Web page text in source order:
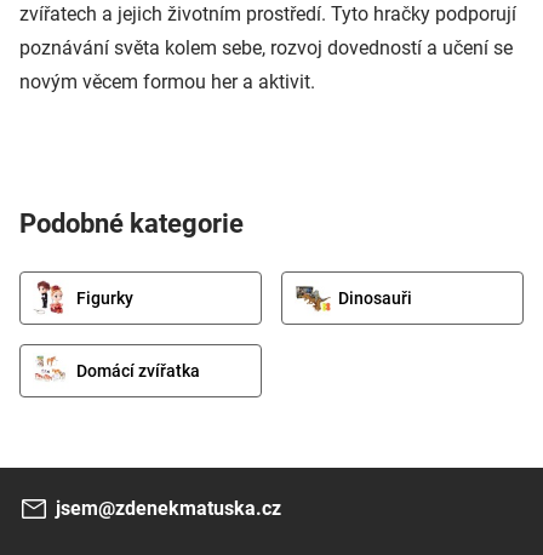
zvířatech a jejich životním prostředí. Tyto hračky podporují
poznávání světa kolem sebe, rozvoj dovedností a učení se
novým věcem formou her a aktivit.
Podobné kategorie
Figurky Dinosauři
Domácí zvířatka
jsem@zdenekmatuska.cz